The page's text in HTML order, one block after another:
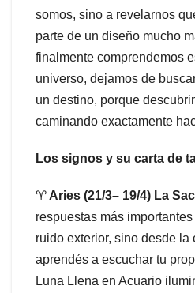
somos, sino a revelarnos
parte de un diseño mucho
finalmente comprendemos
universo, dejamos de
un destino, porque
caminando exactamente
Los signos y su carta de
♈ Aries (21/3– 19/4) La
respuestas más
ruido exterior, sino desde la
aprendés a escuchar tu
Luna Llena en Acuario